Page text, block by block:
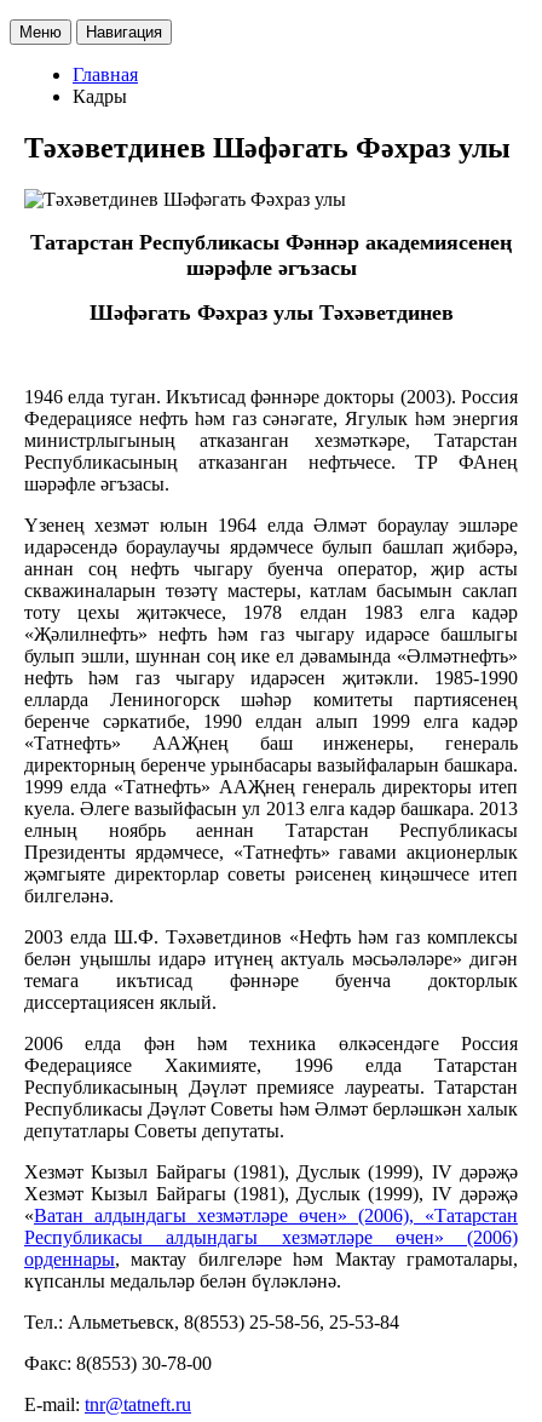
Меню Навигация
Главная
Кадры
Тәхәветдинев Шәфәгать Фәхраз улы
Татарстан Республикасы Фәннәр академиясенең
шәрәфле әгъзасы
Шәфәгать Фәхраз улы Тәхәветдинев
1946 елда туган. Икътисад фәннәре докторы (2003). Россия
Федерациясе нефть һәм газ сәнәгате, Ягулык һәм энергия
министрлыгының атказанган хезмәткәре, Татарстан
Республикасының атказанган нефтьчесе. ТР ФАнең
шәрәфле әгъзасы.
Үзенең хезмәт юлын 1964 елда Әлмәт бораулау эшләре
идарәсендә бораулаучы ярдәмчесе булып башлап җибәрә,
аннан соң нефть чыгару буенча оператор, җир асты
скважиналарын төзәтү мастеры, катлам басымын саклап
тоту цехы җитәкчесе, 1978 елдан 1983 елга кадәр
«Җәлилнефть» нефть һәм газ чыгару идарәсе башлыгы
булып эшли, шуннан соң ике ел дәвамында «Әлмәтнефть»
нефть һәм газ чыгару идарәсен җитәкли. 1985-1990
елларда Лениногорск шәһәр комитеты партиясенең
беренче сәркатибе, 1990 елдан алып 1999 елга кадәр
«Татнефть» ААҖнең баш инженеры, генераль
директорның беренче урынбасары вазыйфаларын башкара.
1999 елда «Татнефть» ААҖнең генераль директоры итеп
куела. Әлеге вазыйфасын ул 2013 елга кадәр башкара. 2013
елның ноябрь аеннан Татарстан Республикасы
Президенты ярдәмчесе, «Татнефть» гавами акционерлык
җәмгыяте директорлар советы рәисенең киңәшчесе итеп
билгеләнә.
2003 елда Ш.Ф. Тәхәветдинов «Нефть һәм газ комплексы
белән уңышлы идарә итүнең актуаль мәсьәләләре» дигән
темага икътисад фәннәре буенча докторлык
диссертациясен яклый.
2006 елда фән һәм техника өлкәсендәге Россия
Федерациясе Хакимияте, 1996 елда Татарстан
Республикасының Дәүләт премиясе лауреаты. Татарстан
Республикасы Дәүләт Советы һәм Әлмәт берләшкән халык
депутатлары Советы депутаты.
Хезмәт Кызыл Байрагы (1981), Дуслык (1999), IV дәрәҗә
Хезмәт Кызыл Байрагы (1981), Дуслык (1999), IV дәрәҗә
«Ватан алдындагы хезмәтләре өчен» (2006), «Татарстан
Республикасы алдындагы хезмәтләре өчен» (2006)
орденнары, мактау билгеләре һәм Мактау грамоталары,
күпсанлы медальләр белән бүләкләнә.
Тел.: Альметьевск, 8(8553) 25-58-56, 25-53-84
Факс: 8(8553) 30-78-00
E-mail: tnr@tatneft.ru